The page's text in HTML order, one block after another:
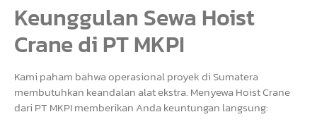
Keunggulan Sewa Hoist
Crane di PT MKPI
Kami paham bahwa operasional proyek di Sumatera
membutuhkan keandalan alat ekstra. Menyewa Hoist Crane
dari PT MKPI memberikan Anda keuntungan langsung: